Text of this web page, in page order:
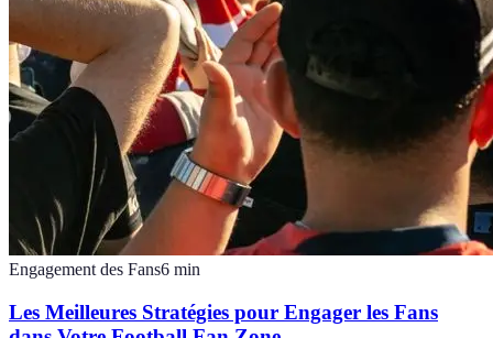
Engagement des Fans6 min
Les Meilleures Stratégies pour Engager les Fans